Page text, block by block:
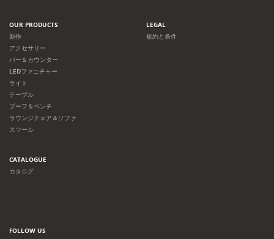
OUR PRODUCTS
新作
アクセサリー
バー＆カウンター
LEDファニチャー
ライト
テーブル
プーフ＆ベンチ
ラウンジチェア＆ソファ
スツール
LEGAL
規約と条件
CATALOGUE
カタログ
FOLLOW US